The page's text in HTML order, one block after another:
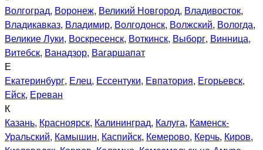
Волгоград, Воронеж, Великий Новгород, Владивосток,
Владикавказ, Владимир, Волгодонск, Волжский, Вологда,
Великие Луки, Воскресенск, Воткинск, Выборг, Винница,
Витебск, Ванадзор, Вагаршапат
Е
Екатеринбург, Елец, Ессентуки, Евпатория, Егорьевск,
Ейск, Ереван
К
Казань, Красноярск, Калининград, Калуга, Каменск-
Уральский, Камышин, Каспийск, Кемерово, Керчь, Киров,